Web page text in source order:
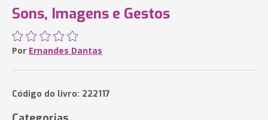
Sons, Imagens e Gestos
Por Ernandes Dantas
Código do livro: 222117